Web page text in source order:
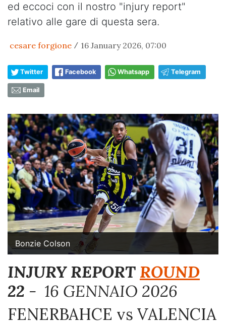
ed eccoci con il nostro "injury report"
relativo alle gare di questa sera.
cesare forgione / 16 January 2026, 07:00
Twitter Facebook Whatsapp Telegram
Email
Bonzie Colson
INJURY REPORT ROUND
22 - 16 GENNAIO 2026
FENERBAHCE vs VALENCIA